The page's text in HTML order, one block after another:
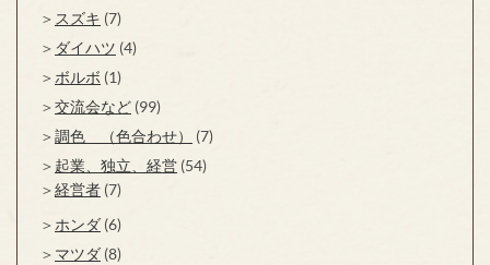
スズキ (7)
ダイハツ (4)
ボルボ (1)
交流会など (99)
調色 （色合わせ）
(7)
起業、独立、経営 (54)
経営者 (7)
ホンダ (6)
マツダ (8)